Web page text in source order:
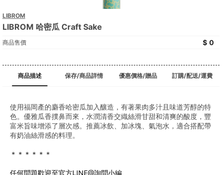
LIBROM
LIBROM 哈密瓜 Craft Sake
商品售價 0
商品描述 保存/商品詳情 優惠價格/贈品 訂購/配送/運費
使用福岡產的麝香哈密瓜加入釀造，有著果肉多汁且味道芳醇的特
色。優雅瓜香撲鼻而來，水潤清香交織絲滑甘甜和清爽的酸度，豐
富米旨味增添了層次感。推薦冰飲、加冰塊、氣泡水，適合搭配帶
有奶油絲滑感的料理。
﻿＊＊＊＊＊＊
任何問題歡迎至官方LINE@詢問小編